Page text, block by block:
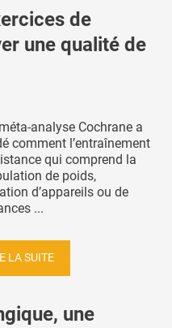
de
une qualité de
analyse Cochrane a
comment l’entraînement
qui comprend la
de poids,
d’appareils ou de
...
LA SUITE
une